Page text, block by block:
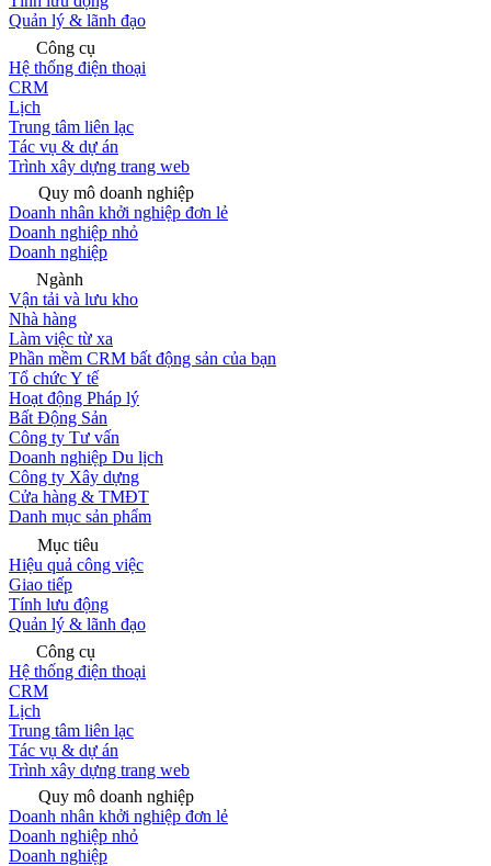
Quản lý & lãnh đạo
Công cụ
Hệ thống điện thoại
CRM
Lịch
Trung tâm liên lạc
Tác vụ & dự án
Trình xây dựng trang web
Quy mô doanh nghiệp
Doanh nhân khởi nghiệp đơn lẻ
Doanh nghiệp nhỏ
Doanh nghiệp
Ngành
Vận tải và lưu kho
Nhà hàng
Làm việc từ xa
Phần mềm CRM bất động sản của bạn
Tổ chức Y tế
Hoạt động Pháp lý
Bất Động Sản
Công ty Tư vấn
Doanh nghiệp Du lịch
Công ty Xây dựng
Cửa hàng & TMĐT
Danh mục sản phẩm
Mục tiêu
Hiệu quả công việc
Giao tiếp
Tính lưu động
Quản lý & lãnh đạo
Công cụ
Hệ thống điện thoại
CRM
Lịch
Trung tâm liên lạc
Tác vụ & dự án
Trình xây dựng trang web
Quy mô doanh nghiệp
Doanh nhân khởi nghiệp đơn lẻ
Doanh nghiệp nhỏ
Doanh nghiệp